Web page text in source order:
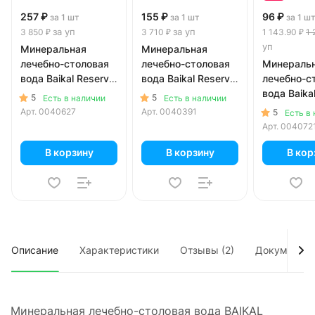
257 ₽ за 1 шт
3 850 ₽ за уп
Минеральная
лечебно-столовая
вода Baikal Reserve
0.75 литра, газ,
стекло, 15 шт. в уп.
5
Есть в наличии
Арт. 0040627
В корзину
155 ₽ за 1 шт
3 710 ₽ за уп
Минеральная
лечебно-столовая
вода Baikal Reserve
0.25 литра, газ,
стекло, 24 шт. в уп.
5
Есть в наличии
Арт. 0040391
В корзину
96 ₽ за 1 шт
1 143.90 ₽ 1
уп
лечебно-
вода
0.33
пэт, 12
5
Есть в
Арт.
В
Описание Характеристики Отзывы (2) Документы
Минеральная лечебно-столовая вода BAIKAL